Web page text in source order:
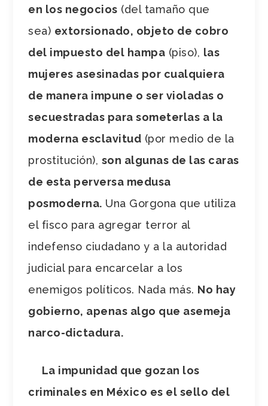
en los negocios (del tamaño que
sea) extorsionado, objeto de cobro
del impuesto del hampa (piso), las
mujeres asesinadas por cualquiera
de manera impune o ser violadas o
secuestradas para someterlas a la
moderna esclavitud (por medio de la
prostitución), son algunas de las caras
de esta perversa medusa
posmoderna. Una Gorgona que utiliza
el fisco para agregar terror al
indefenso ciudadano y a la autoridad
judicial para encarcelar a los
enemigos políticos. Nada más. No hay
gobierno, apenas algo que asemeja
narco-dictadura.
La impunidad que gozan los
criminales en México es el sello del